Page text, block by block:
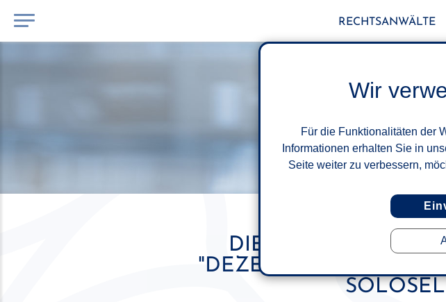
Wir
Für die Funktionalitäten der
Informationen erhalten Sie in
Seite weiter zu verbessern,
RECHTSANWÄLTE
DIE NEUE
"DEZEMBERHILFE"